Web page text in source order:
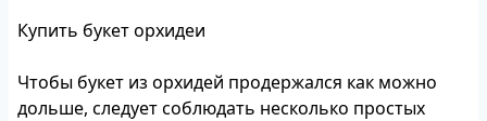
Купить букет орхидеи
Чтобы букет из орхидей продержался как можно
дольше, следует соблюдать несколько простых